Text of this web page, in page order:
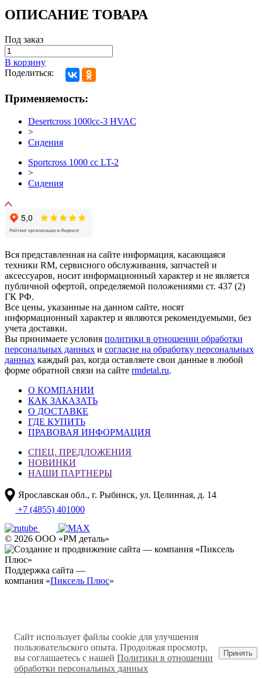
ОПИСАНИЕ ТОВАРА
Под заказ
В корзину
Поделиться:
Применяемость:
Desertcross 1000cc-3 HVAC
>
Сидения
Sportcross 1000 cc LT-2
>
Сидения
Вся представленная на сайте информация, касающаяся
техники RM, сервисного обслуживания, запчастей и
аксессуаров, носит информационный характер и не является
публичной офертой, определяемой положениями ст. 437 (2)
ГК РФ.
Все цены, указанные на данном сайте, носят
информационный характер и являются рекомендуемыми, без
учета доставки.
Вы принимаете условия политики в отношении обработки
персональных данных и согласие на обработку персональных
данных каждый раз, когда оставляете свои данные в любой
форме обратной связи на сайте rmdetal.ru.
О КОМПАНИИ
КАК ЗАКАЗАТЬ
О ДОСТАВКЕ
ГДЕ КУПИТЬ
ПРАВОВАЯ ИНФОРМАЦИЯ
СПЕЦ. ПРЕДЛОЖЕНИЯ
НОВИНКИ
НАШИ ПАРТНЕРЫ
Ярославская обл., г. Рыбинск, ул. Целинная, д. 14
+7 (4855) 401000
© 2026 ООО «РМ деталь»
Поддержка сайта —
компания «Пиксель Плюс»
Сайт использует файлы cookie для улучшения
пользовательского опыта. Продолжая просмотр,
вы соглашаетесь с нашейПолитики в отношении
обработки персональных данных
Принять